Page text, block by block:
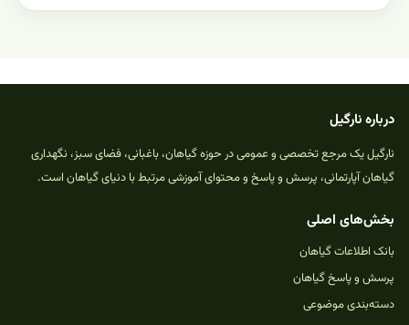
درباره نارگیل
نارگیل یک مرجع تخصصی و عمومی در حوزه گیاهان، باغبانی، فضای سبز، نگهداری
گیاهان آپارتمانی، پرسش و پاسخ و محتوای آموزشی مرتبط با دنیای گیاهان است.
بخش‌های اصلی
بانک اطلاعات گیاهان
پرسش و پاسخ گیاهان
دسته‌بندی موضوعی